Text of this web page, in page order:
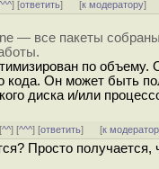
] [ответить] [к модератору]
— все пакеты
по объему.
кода. Он может быть
диска и/или
^^] [^^^] [ответить] [к
Просто